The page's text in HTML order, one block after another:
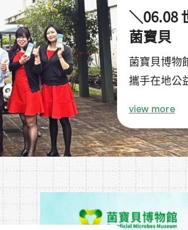
＼06.08
菌寶貝
菌寶貝博物
攜手在地公
view more